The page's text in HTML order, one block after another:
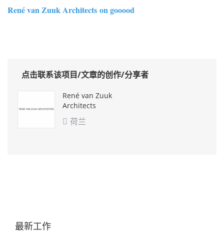
René van Zuuk Architects on gooood
点击联系该项目/文章的创作/分享者
René van Zuuk
Architects
 荷兰
最新工作